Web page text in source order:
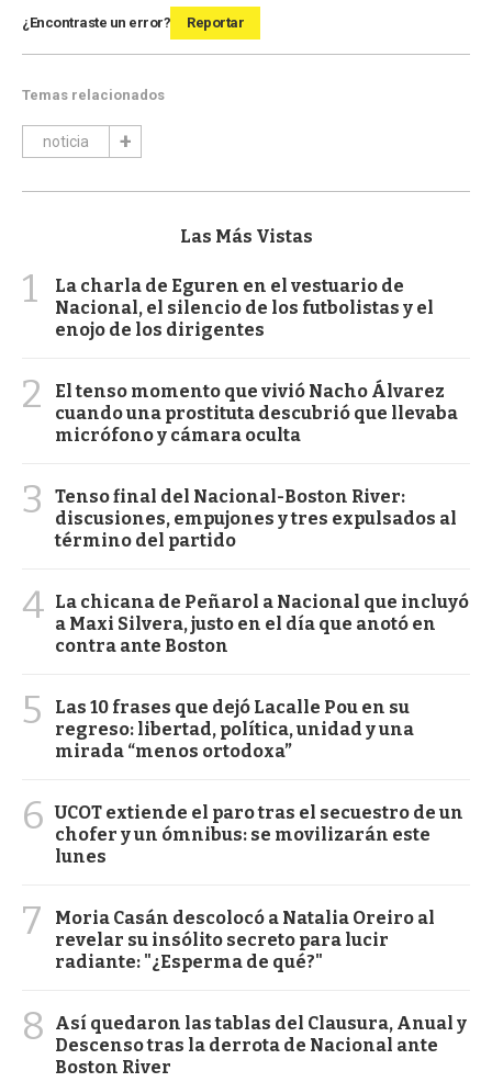
¿Encontraste un error? Reportar
Temas relacionados
noticia
Las Más Vistas
1
La charla de Eguren en el vestuario de
Nacional, el silencio de los futbolistas y el
enojo de los dirigentes
2
El tenso momento que vivió Nacho Álvarez
cuando una prostituta descubrió que llevaba
micrófono y cámara oculta
3
Tenso final del Nacional-Boston River:
discusiones, empujones y tres expulsados al
término del partido
4 La chicana de Peñarol a Nacional que incluyó
a Maxi Silvera, justo en el día que anotó en
contra ante Boston
5
Las 10 frases que dejó Lacalle Pou en su
regreso: libertad, política, unidad y una
mirada “menos ortodoxa”
6 UCOT extiende el paro tras el secuestro de un
chofer y un ómnibus: se movilizarán este
lunes
7
Moria Casán descolocó a Natalia Oreiro al
revelar su insólito secreto para lucir
radiante: "¿Esperma de qué?"
8
Así quedaron las tablas del Clausura, Anual y
Descenso tras la derrota de Nacional ante
Boston River